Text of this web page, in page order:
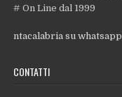
# On Line dal 1999
ntacalabria su whatsapp
CONTATTI